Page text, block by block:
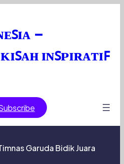
–
ɪɴꜱᴘɪʀᴀᴛɪꜰ
Garuda Bidik Juara